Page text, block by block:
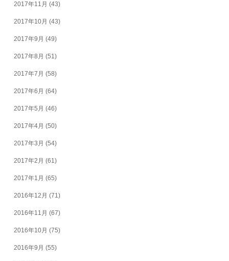
2017年11月 (43)
2017年10月 (43)
2017年9月 (49)
2017年8月 (51)
2017年7月 (58)
2017年6月 (64)
2017年5月 (46)
2017年4月 (50)
2017年3月 (54)
2017年2月 (61)
2017年1月 (65)
2016年12月 (71)
2016年11月 (67)
2016年10月 (75)
2016年9月 (55)